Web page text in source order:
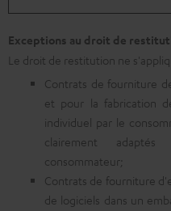
Exceptions au droit de
Le droit de restitution ne
Contrats de fourniture
et pour la fabrication
individuel par le
clairement
consommateur;
Contrats de fourniture
de logiciels dans un